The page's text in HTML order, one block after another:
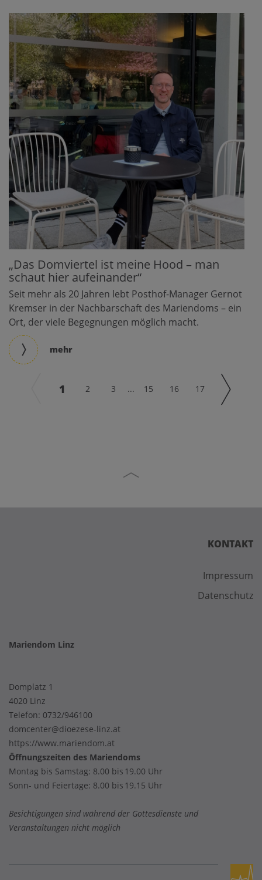
„Das Domviertel ist meine Hood – man
schaut hier aufeinander“
Seit mehr als 20 Jahren lebt Posthof-Manager Gernot
Kremser in der Nachbarschaft des Mariendoms – ein
Ort, der viele Begegnungen möglich macht.
mehr
1 2 3 ... 15 16 17
KONTAKT
Impressum
Datenschutz
Mariendom Linz
Domplatz 1
4020 Linz
Telefon: 0732/946100
domcenter@dioezese-linz.at
https://www.mariendom.at
Öffnungszeiten des Mariendoms
Montag bis Samstag: 8.00 bis 19.00 Uhr
Sonn- und Feiertage: 8.00 bis 19.15 Uhr
Besichtigungen sind während der Gottesdienste und
Veranstaltungen nicht möglich